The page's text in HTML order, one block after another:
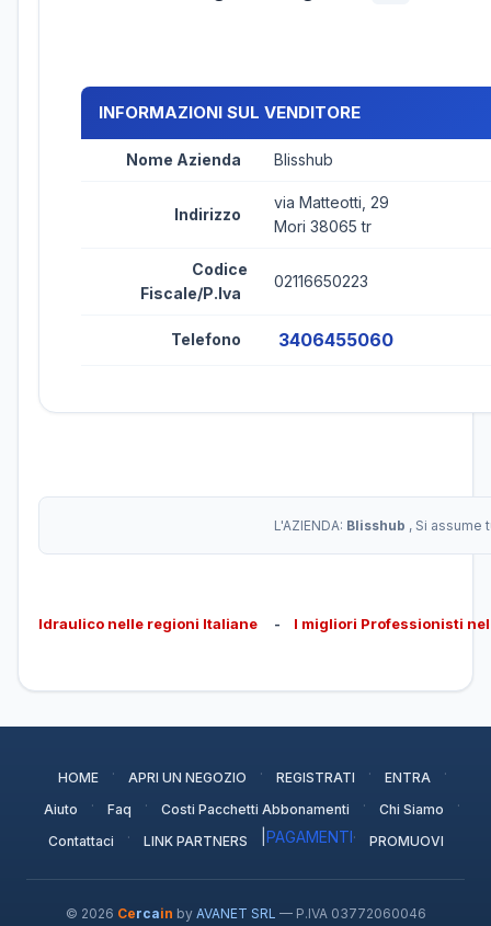
INFORMAZIONI SUL VENDITORE
Nome Azienda Blisshub
Indirizzo
via Matteotti, 29
Mori 38065 tr
Codice
Fiscale/P.Iva
02116650223
Telefono 3406455060
L'AZIENDA: Blisshub , Si assume
Idraulico nelle regioni Italiane - I migliori Professionisti
HOME · APRI UN NEGOZIO · REGISTRATI · ENTRA ·
Aiuto · Faq · Costi Pacchetti Abbonamenti · Chi Siamo ·
Contattaci · LINK PARTNERS PAGAMENTI· PROMUOVI
© 2026 Cercain by AVANET SRL — P.IVA 03772060046